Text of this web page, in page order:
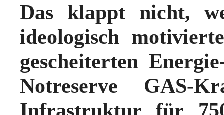
Das klappt nicht,
ideologisch
gescheiterten
Notreserve GAS-